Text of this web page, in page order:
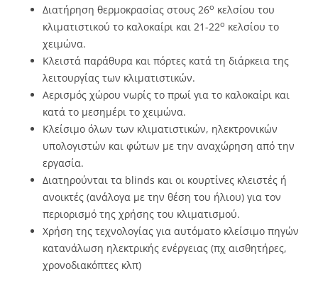
Διατήρηση θερμοκρασίας στους 26ο κελσίου του
κλιματιστικού το καλοκαίρι και 21-22ο κελσίου το
χειμώνα.
Κλειστά παράθυρα και πόρτες κατά τη διάρκεια της
λειτουργίας των κλιματιστικών.
Αερισμός χώρου νωρίς το πρωί για το καλοκαίρι και
κατά το μεσημέρι το χειμώνα.
Κλείσιμο όλων των κλιματιστικών, ηλεκτρονικών
υπολογιστών και φώτων με την αναχώρηση από την
εργασία.
Διατηρούνται τα blinds και οι κουρτίνες κλειστές ή
ανοικτές (ανάλογα με την θέση του ήλιου) για τον
περιορισμό της χρήσης του κλιματισμού.
Χρήση της τεχνολογίας για αυτόματο κλείσιμο πηγών
κατανάλωση ηλεκτρικής ενέργειας (πχ αισθητήρες,
χρονοδιακόπτες κλπ)